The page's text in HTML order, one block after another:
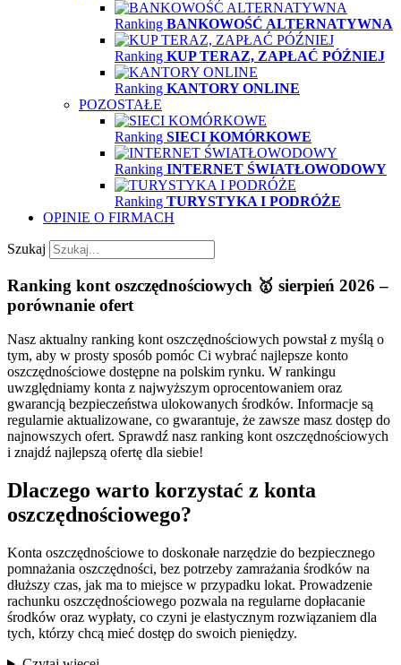
Ranking BANKOWOŚĆ ALTERNATYWNA
Ranking KUP TERAZ, ZAPŁAĆ PÓŹNIEJ
Ranking KANTORY ONLINE
POZOSTAŁE
Ranking SIECI KOMÓRKOWE
Ranking INTERNET ŚWIATŁOWODOWY
Ranking TURYSTYKA I PODRÓŻE
OPINIE O FIRMACH
Szukaj
Ranking kont oszczędnościowych 🥇 sierpień 2026 –
porównanie ofert
Nasz aktualny ranking kont oszczędnościowych powstał z myślą o
tym, aby w prosty sposób pomóc Ci wybrać najlepsze konto
oszczędnościowe dostępne na polskim rynku. W rankingu
uwzględniamy konta z najwyższym oprocentowaniem oraz
gwarancją bezpieczeństwa ulokowanych środków. Informacje są
regularnie aktualizowane, co gwarantuje, że zawsze masz dostęp do
najnowszych ofert. Sprawdź nasz ranking kont oszczędnościowych
i znajdź najlepszą ofertę dla siebie!
Dlaczego warto korzystać z konta
oszczędnościowego?
Konta oszczędnościowe to doskonałe narzędzie do bezpiecznego
pomnażania oszczędności, bez potrzeby zamrażania środków na
dłuższy czas, jak ma to miejsce w przypadku lokat. Prowadzenie
rachunku oszczędnościowego pozwala na regularne dopłacanie
środków oraz wypłaty, co czyni je elastycznym rozwiązaniem dla
tych, którzy chcą mieć dostęp do swoich pieniędzy.